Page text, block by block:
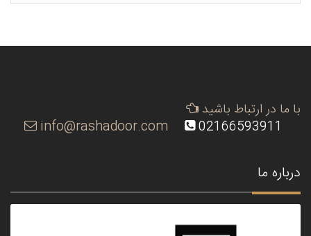
با ما در ارتباط باشید
02166593911
info@rashadoor.com
درباره ما